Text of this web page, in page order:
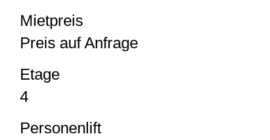
Mietpreis
Preis auf Anfrage
Etage
4
Personenlift